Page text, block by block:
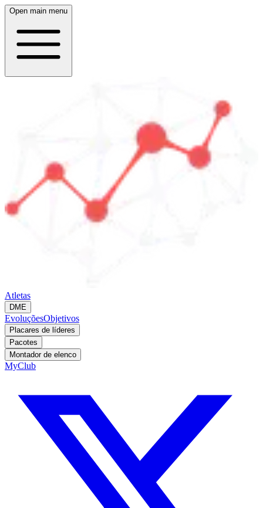
Open main menu
Atletas
DME
EvoluçõesObjetivos
Placares de líderes
Pacotes
Montador de elenco
MyClub